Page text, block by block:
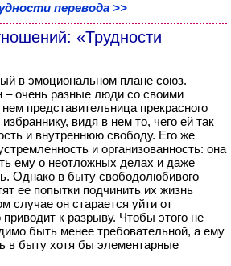
перевода >>
«Трудности
в эмоциональном плане союз.
– очень разные люди со своими
представительница прекрасного
видя в нем то, чего ей так
и внутреннюю свободу. Его же
и организованность: она
ему о неотложных делах и даже
Однако в быту свободолюбивого
ее попытки подчинить их жизнь
случае он старается уйти от
к разрыву. Чтобы этого не
быть менее требовательной, а ему
в быту хотя бы элементарные